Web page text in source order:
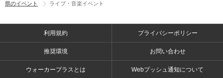
県のイベント
ライブ・音楽イベント
利用規約 プライバシーポリシー
推奨環境 お問い合わせ
ウォーカープラスとは Webプッシュ通知について